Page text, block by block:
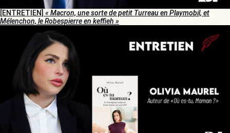
[ENTRETIEN] « Macron, une sorte de petit Turreau en Playmobil, et
Mélenchon, le Robespierre en keffieh »